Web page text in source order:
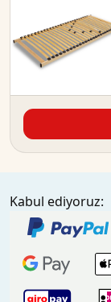
Kabul ediyoruz: